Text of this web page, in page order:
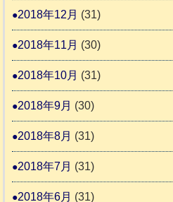
2018年12月 (31)
2018年11月 (30)
2018年10月 (31)
2018年9月 (30)
2018年8月 (31)
2018年7月 (31)
2018年6月 (31)